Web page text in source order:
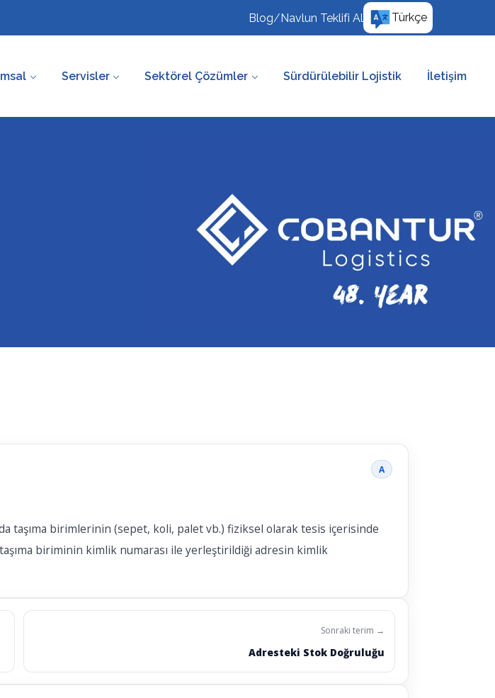
Blog/Navlun Teklifi Al Türkçe
Servisler Sektörel Çözümler Sürdürülebilir Lojistik İletişim
A
taşıma birimlerinin (sepet, koli, palet vb.) fiziksel olarak tesis içerisinde
biriminin kimlik numarası ile yerleştirildiği adresin kimlik
Sonraki terim →
Adresteki Stok Doğruluğu